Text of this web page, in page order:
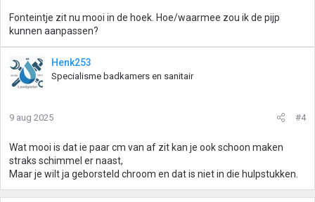
Fonteintje zit nu mooi in de hoek. Hoe/waarmee zou ik de pijp
kunnen aanpassen?
Henk253
Specialisme badkamers en sanitair
9 aug 2025 #4
Wat mooi is dat ie paar cm van af zit kan je ook schoon maken
straks schimmel er naast,
Maar je wilt ja geborsteld chroom en dat is niet in die hulpstukken.